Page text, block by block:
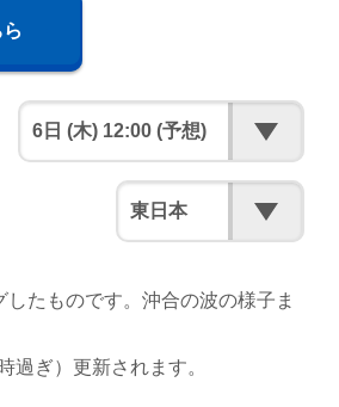
たものです。沖合の波の様子ま
過ぎ）更新されます。